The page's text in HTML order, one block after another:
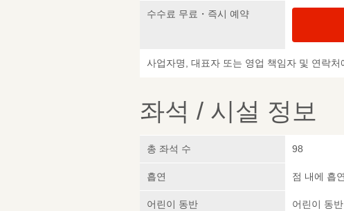
수수료 무료・즉시 예약
사업자명, 대표자 또는 영업 책임자 및 연락처
좌석 / 시설 정보
총 좌석 수 98
흡연 점 내에 흡
어린이 동반 어린이 동